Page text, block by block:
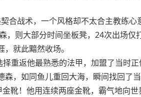
合战术，一个风格却不太合主教练
则大部分时间坐板凳，24次出场
就此黯然收场。
重返他最熟悉的法甲，加盟了当时正
，如同鱼儿重回大海，瞬间找回了
靴！他用连续两座金靴，霸气地向